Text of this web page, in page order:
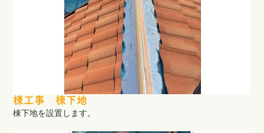
棟工事 棟下地
棟下地を設置します。